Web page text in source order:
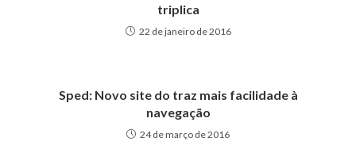
triplica
22 de janeiro de 2016
Sped: Novo site do traz mais facilidade à
navegação
24 de março de 2016